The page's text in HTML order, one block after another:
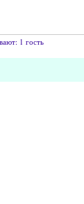
1 гость